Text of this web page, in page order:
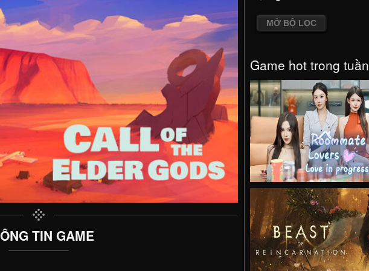
TIN GAME
MỞ BỘ LỌC
Game hot trong tuần
VIEW
VIEW